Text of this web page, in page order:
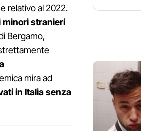
relativo al 2022.
minori stranieri
Bergamo,
mira ad
in Italia senza